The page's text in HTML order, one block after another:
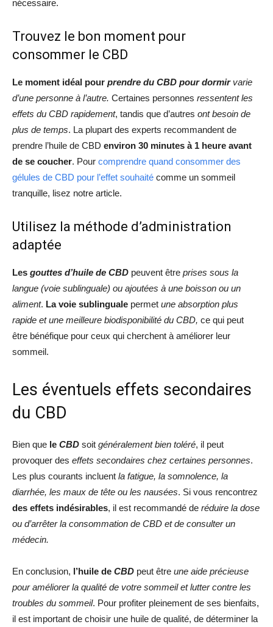
nécessaire.
Trouvez le bon moment pour
consommer le CBD
Le moment idéal pour prendre du CBD pour dormir varie
d’une personne à l’autre. Certaines personnes ressentent les
effets du CBD rapidement, tandis que d’autres ont besoin de
plus de temps. La plupart des experts recommandent de
prendre l’huile de CBD environ 30 minutes à 1 heure avant
de se coucher. Pour comprendre quand consommer des
gélules de CBD pour l’effet souhaité comme un sommeil
tranquille, lisez notre article.
Utilisez la méthode d’administration
adaptée
Les gouttes d’huile de CBD peuvent être prises sous la
langue (voie sublinguale) ou ajoutées à une boisson ou un
aliment. La voie sublinguale permet une absorption plus
rapide et une meilleure biodisponibilité du CBD, ce qui peut
être bénéfique pour ceux qui cherchent à améliorer leur
sommeil.
Les éventuels effets secondaires
du CBD
Bien que le CBD soit généralement bien toléré, il peut
provoquer des effets secondaires chez certaines personnes.
Les plus courants incluent la fatigue, la somnolence, la
diarrhée, les maux de tête ou les nausées. Si vous rencontrez
des effets indésirables, il est recommandé de réduire la dose
ou d’arrêter la consommation de CBD et de consulter un
médecin.
En conclusion, l’huile de CBD peut être une aide précieuse
pour améliorer la qualité de votre sommeil et lutter contre les
troubles du sommeil. Pour profiter pleinement de ses bienfaits,
il est important de choisir une huile de qualité, de déterminer la